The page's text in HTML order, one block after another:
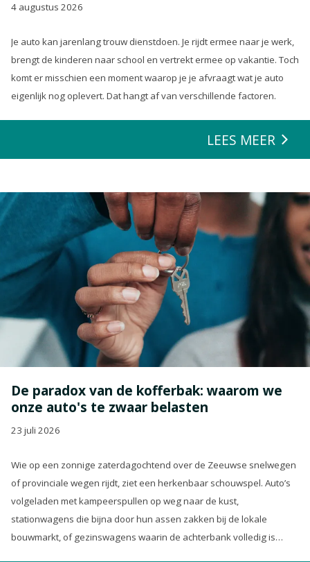
4 augustus 2026
Je auto kan jarenlang trouw dienstdoen. Je rijdt ermee naar je werk,
brengt de kinderen naar school en vertrekt ermee op vakantie. Toch
komt er misschien een moment waarop je je afvraagt wat je auto
eigenlijk nog oplevert. Dat hangt af van verschillende factoren.
LEES MEER
De paradox van de kofferbak: waarom we
onze auto's te zwaar belasten
23 juli 2026
Wie op een zonnige zaterdagochtend over de Zeeuwse snelwegen
of provinciale wegen rijdt, ziet een herkenbaar schouwspel. Auto’s
volgeladen met kampeerspullen op weg naar de kust,
stationwagens die bijna door hun assen zakken bij de lokale
bouwmarkt, of gezinswagens waarin de achterbank volledig is